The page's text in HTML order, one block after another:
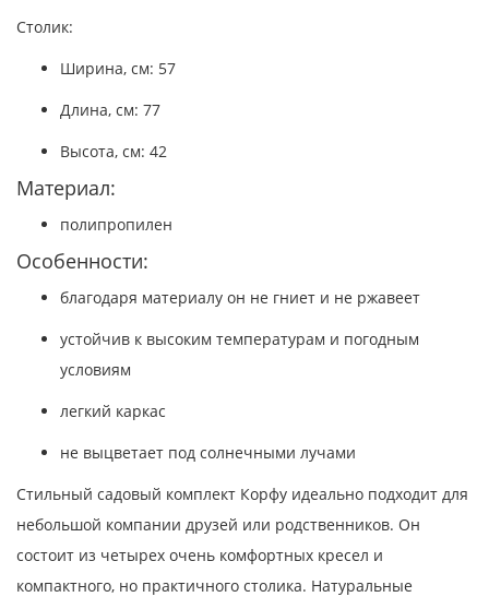
Столик:
Ширина, см: 57
Длина, см: 77
Высота, см: 42
Материал:
полипропилен
Особенности:
благодаря материалу он не гниет и не ржавеет
устойчив к высоким температурам и погодным
условиям
легкий каркас
не выцветает под солнечными лучами
Стильный садовый комплект Корфу идеально подходит для
небольшой компании друзей или родственников. Он
состоит из четырех очень комфортных кресел и
компактного, но практичного столика. Натуральные